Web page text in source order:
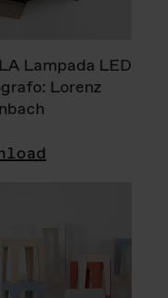
Lampada LED
Lorenz